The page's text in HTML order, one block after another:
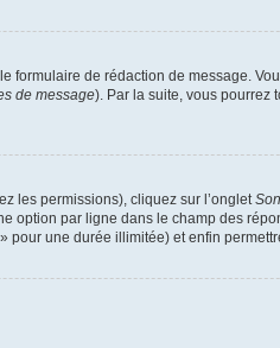
formulaire de rédaction de message.
de message). Par la suite, vous pourrez
les permissions), cliquez sur l’onglet
option par ligne dans le champ des
une durée illimitée) et enfin